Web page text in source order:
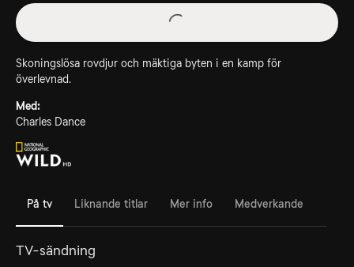
Skoningslösa rovdjur och mäktiga byten i en kamp för
överlevnad.
Med:
Charles Dance
På tv Liknande titlar Mer info Medverkande
TV-sändning